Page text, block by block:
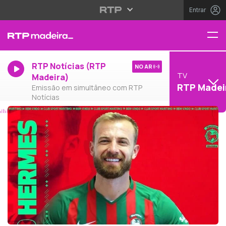
Entrar
RTP Notícias (RTP
Madeira)
Emissão em simultâneo com RTP
Notícias
NO AR
TV
RTP